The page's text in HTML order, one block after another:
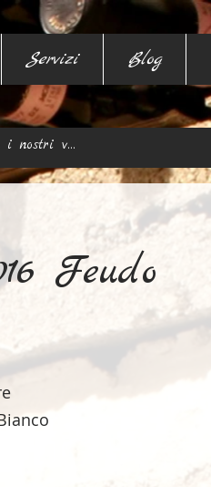
Servizi Blog
Feudo